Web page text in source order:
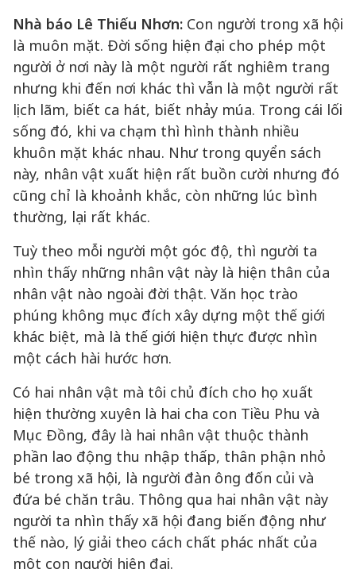
Nhà báo Lê Thiếu Nhơn: Con người trong xã hội
là muôn mặt. Đời sống hiện đại cho phép một
người ở nơi này là một người rất nghiêm trang
nhưng khi đến nơi khác thì vẫn là một người rất
lịch lãm, biết ca hát, biết nhảy múa. Trong cái lối
sống đó, khi va chạm thì hình thành nhiều
khuôn mặt khác nhau. Như trong quyển sách
này, nhân vật xuất hiện rất buồn cười nhưng đó
cũng chỉ là khoảnh khắc, còn những lúc bình
thường, lại rất khác.
Tuỳ theo mỗi người một góc độ, thì người ta
nhìn thấy những nhân vật này là hiện thân của
nhân vật nào ngoài đời thật. Văn học trào
phúng không mục đích xây dựng một thế giới
khác biệt, mà là thế giới hiện thực được nhìn
một cách hài hước hơn.
Có hai nhân vật mà tôi chủ đích cho họ xuất
hiện thường xuyên là hai cha con Tiều Phu và
Mục Đồng, đây là hai nhân vật thuộc thành
phần lao động thu nhập thấp, thân phận nhỏ
bé trong xã hội, là người đàn ông đốn củi và
đứa bé chăn trâu. Thông qua hai nhân vật này
người ta nhìn thấy xã hội đang biến động như
thế nào, lý giải theo cách chất phác nhất của
một con người hiện đại.